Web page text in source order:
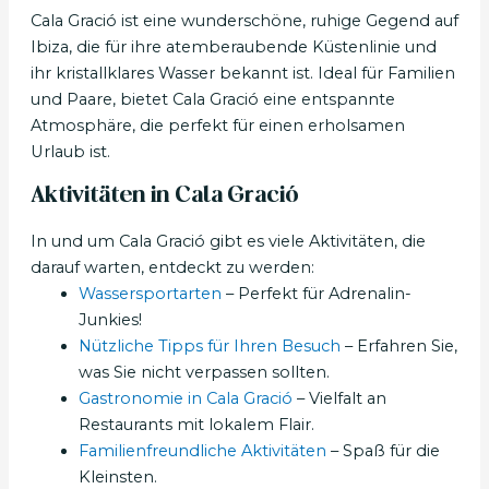
Cala Gració ist eine wunderschöne, ruhige Gegend auf
Ibiza, die für ihre atemberaubende Küstenlinie und
ihr kristallklares Wasser bekannt ist. Ideal für Familien
und Paare, bietet Cala Gració eine entspannte
Atmosphäre, die perfekt für einen erholsamen
Urlaub ist.
Aktivitäten in Cala Gració
In und um Cala Gració gibt es viele Aktivitäten, die
darauf warten, entdeckt zu werden:
Wassersportarten – Perfekt für Adrenalin-
Junkies!
Nützliche Tipps für Ihren Besuch – Erfahren Sie,
was Sie nicht verpassen sollten.
Gastronomie in Cala Gració – Vielfalt an
Restaurants mit lokalem Flair.
Familienfreundliche Aktivitäten – Spaß für die
Kleinsten.